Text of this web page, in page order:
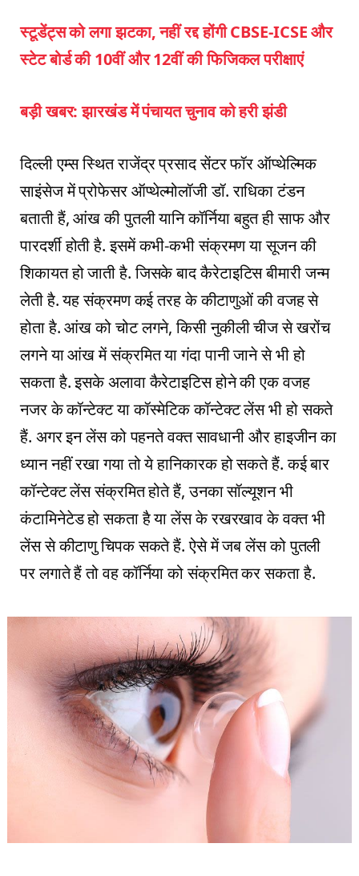
स्टूडेंट्स को लगा झटका, नहीं रद्द होंगी CBSE-ICSE और
स्टेट बोर्ड की 10वीं और 12वीं की फिजिकल परीक्षाएं
बड़ी खबर: झारखंड में पंचायत चुनाव को हरी झंडी
दिल्‍ली एम्‍स स्थित राजेंद्र प्रसाद सेंटर फॉर ऑप्‍थेल्मिक
साइंसेज में प्रोफेसर ऑप्‍थेल्‍मोलॉजी डॉ. राधिका टंडन
बताती हैं, आंख की पुतली यानि कॉर्निया बहुत ही साफ और
पारदर्शी होती है. इसमें कभी-कभी संक्रमण या सूजन की
शिकायत हो जाती है. जिसके बाद कैरेटाइटिस बीमारी जन्‍म
लेती है. यह संक्रमण कई तरह के कीटाणुओं की वजह से
होता है. आंख को चोट लगने, किसी नुकीली चीज से खरोंच
लगने या आंख में संक्रमित या गंदा पानी जाने से भी हो
सकता है. इसके अलावा कैरेटाइटिस होने की एक वजह
नजर के कॉन्‍टेक्‍ट या कॉस्‍मेटिक कॉन्‍टेक्‍ट लेंस भी हो सकते
हैं. अगर इन लेंस को पहनते वक्‍त सावधानी और हाइजीन का
ध्‍यान नहीं रखा गया तो ये हानिकारक हो सकते हैं. कई बार
कॉन्‍टेक्‍ट लेंस संक्रमित होते हैं, उनका सॉल्‍यूशन भी
कंटामिनेटेड हो सकता है या लेंस के रखरखाव के वक्‍त भी
लेंस से कीटाणु चिपक सकते हैं. ऐसे में जब लेंस को पुतली
पर लगाते हैं तो वह कॉर्निया को संक्रमित कर सकता है.